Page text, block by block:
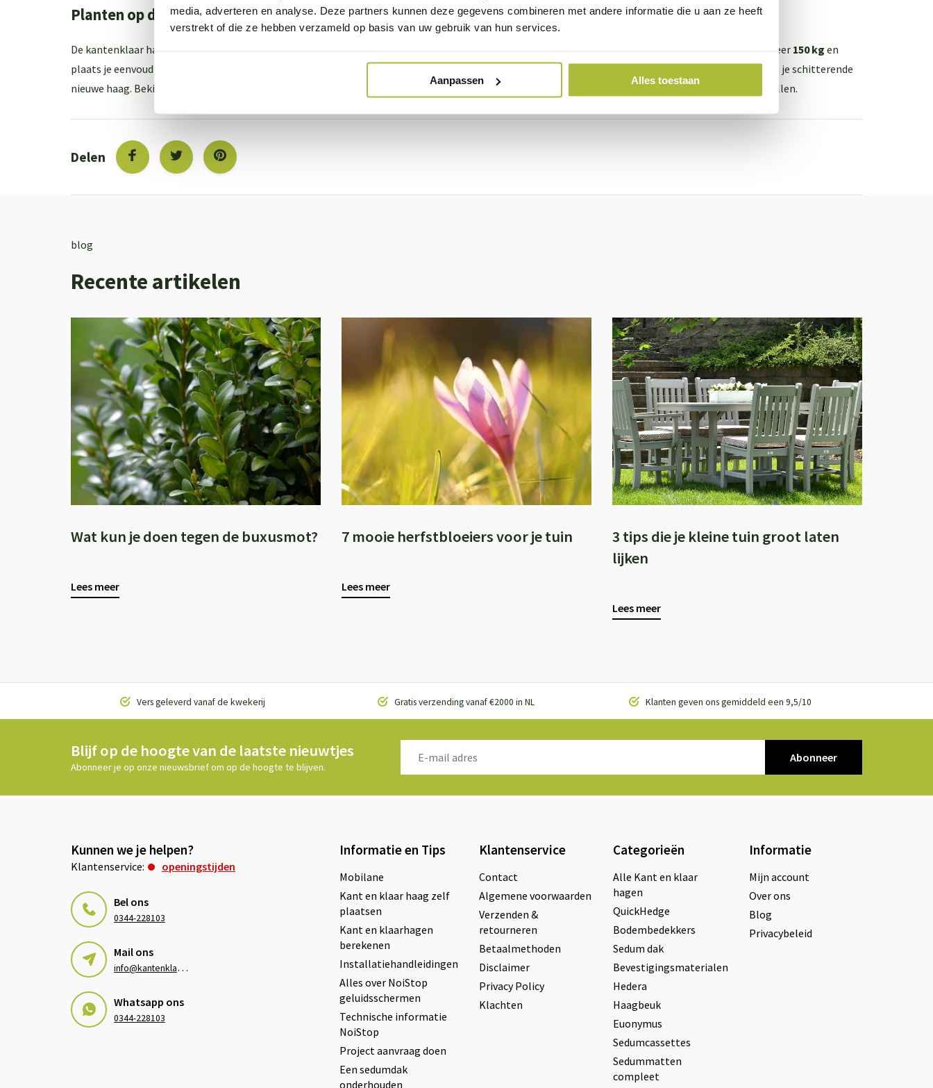
media, adverteren en analyse. Deze partners kunnen deze gegevens combineren met andere informatie die u aan ze heeft
verstrekt of die ze hebben verzameld op basis van uw gebruik van hun services.
Aanpassen Alles toestaan
Planten op de plek van bestemming
De kantenklaar hagen van laurierkers ontvang je in een kartonnen doos. Deze is bio-afbreekbaar en kun je gewoon laten zitten. De haag weegt ongeveer 150 kg en
plaats je eenvoudig met een kraantje in de grond. Voor je het weet zit je heerlijk uit het zicht achter je prachtige haag te genieten van je privacy en van je schitterende
nieuwe haag. Bekijk hier de
. Heb je vragen dan kun je deze natuurlijk ook altijd of telefoon ~ 0344-228103 ~ aan ons stellen.
Delen
blog
Recente artikelen
Wat kun je doen tegen de buxusmot?
Lees meer
7 mooie herfstbloeiers voor je tuin
Lees meer
3 tips die je kleine tuin groot laten
lijken
Lees meer
Vers geleverd vanaf de kwekerij Gratis verzending vanaf €2000 in NL Klanten geven ons gemiddeld een 9,5/10
Blijf op de hoogte van de laatste nieuwtjes
Abonneer je op onze nieuwsbrief om op de hoogte te blijven.
Abonneer
Kunnen we je helpen?
Klantenservice: openingstijden
Bel ons
0344-228103
Mail ons
i
nfo@kantenklaarhagen.nl
Whatsapp ons
0344-228103
Informatie en Tips
Mobilane
Kant en klaar haag zelf
plaatsen
Kant en klaarhagen
berekenen
Installatiehandleidingen
Alles over NoiStop
geluidsschermen
Technische informatie
NoiStop
Project aanvraag doen
Een sedumdak
onderhouden
Klantenservice
Contact
Algemene voorwaarden
Verzenden &
retourneren
Betaalmethoden
Disclaimer
Privacy Policy
Klachten
Categorieën
Alle Kant en klaar
hagen
QuickHedge
Bodembedekkers
Sedum dak
Bevestigingsmaterialen
Hedera
Haagbeuk
Euonymus
Sedumcassettes
Sedummatten
compleet
Informatie
Mijn account
Over ons
Blog
Privacybeleid